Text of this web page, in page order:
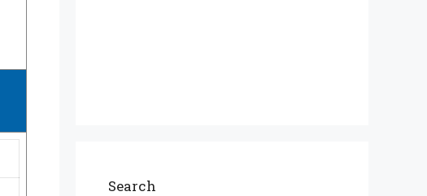
Search